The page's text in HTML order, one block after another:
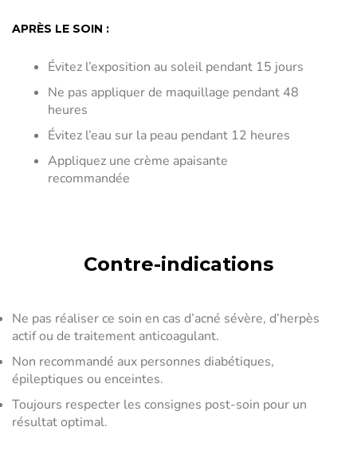
APRÈS LE SOIN :
Évitez l’exposition au soleil pendant 15 jours
Ne pas appliquer de maquillage pendant 48
heures
Évitez l’eau sur la peau pendant 12 heures
Appliquez une crème apaisante
recommandée
Contre-indications
Ne pas réaliser ce soin en cas d’acné sévère, d’herpès
actif ou de traitement anticoagulant.
Non recommandé aux personnes diabétiques,
épileptiques ou enceintes.
Toujours respecter les consignes post-soin pour un
résultat optimal.